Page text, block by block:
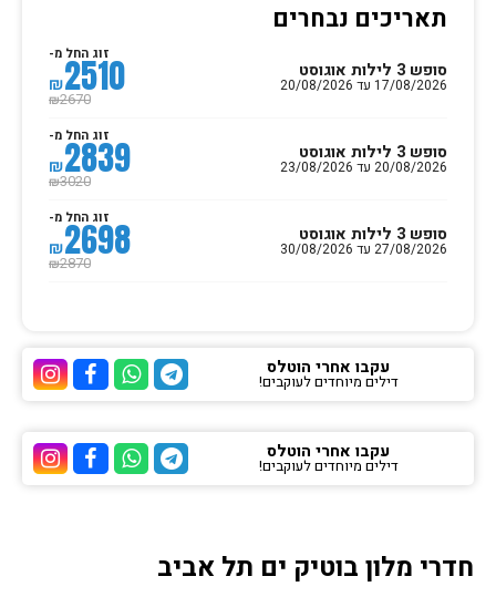
תאריכים נבחרים
סופש 3 לילות אוגוסט
17/08/2026 עד 20/08/2026
זוג החל מ-
₪2510
₪2670
סופש 3 לילות אוגוסט
20/08/2026 עד 23/08/2026
זוג החל מ-
₪2839
₪3020
סופש 3 לילות אוגוסט
27/08/2026 עד 30/08/2026
זוג החל מ-
₪2698
₪2870
ערוץ ערוץ
ערוץ הוואטסאפ של
ערוץ הטלגרם של הוטלס
עקבו אחרי הוטלס
דילים מיוחדים לעוקבים!
ערוץ ערוץ
ערוץ הוואטסאפ של
ערוץ הטלגרם של הוטלס
עקבו אחרי הוטלס
דילים מיוחדים לעוקבים!
חדרי מלון בוטיק ים תל אביב